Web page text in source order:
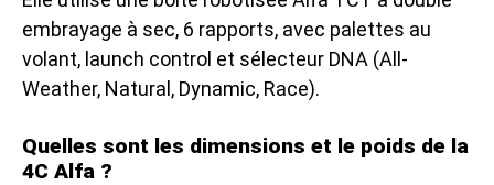
embrayage à sec, 6 rapports, avec palettes au
volant, launch control et sélecteur DNA (All-
Weather, Natural, Dynamic, Race).
Quelles sont les dimensions et le poids de la
4C Alfa ?